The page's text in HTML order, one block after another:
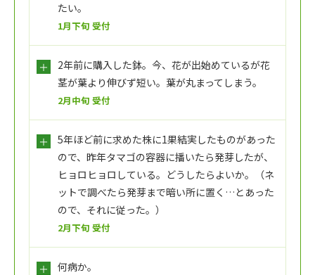
たい。
1月下旬 受付
2年前に購入した鉢。今、花が出始めているが花
茎が葉より伸びず短い。葉が丸まってしまう。
2月中旬 受付
5年ほど前に求めた株に1果結実したものがあった
ので、昨年タマゴの容器に播いたら発芽したが、
ヒョロヒョロしている。どうしたらよいか。（ネ
ットで調べたら発芽まで暗い所に置く…とあった
ので、それに従った。）
2月下旬 受付
何病か。